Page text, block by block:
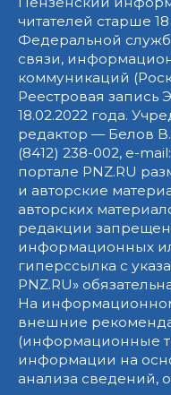
читателей старше
Федеральной
связи,
коммуникаций
Реестровая запись
18.02.2022 года.
редактор — Белов
(8412) 238-002, e-
портале PNZ.RU
и авторские
авторских
редакции
информационных
гиперссылка с
PNZ.RU»
На
внешние
(информационные
информации на
анализа сведений,